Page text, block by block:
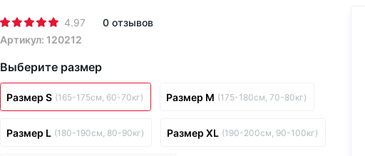
4.97
0 отзывов
Артикул: 120212
Выберите размер
Размер S (165-175см, 60-70кг) Размер M (175-180см, 70-80кг)
Размер L (180-190см, 80-90кг) Размер XL (190-200см, 90-100кг)